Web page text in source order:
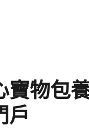
寶物包
戶